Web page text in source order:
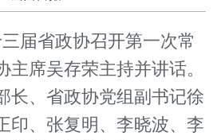
省政协召开第一次常
主席吴存荣主持并讲话。
长、省政协党组副书记徐
印、张复明、李晓波、李